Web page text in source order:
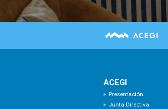
ACEGI
Presentación
Junta Directiva